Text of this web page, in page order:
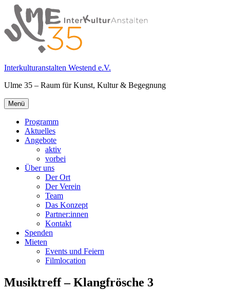
Springe
zum
Inhalt
Interkulturanstalten Westend e.V.
Ulme 35 – Raum für Kunst, Kultur & Begegnung
Primäres
Menü
Menü
Programm
Aktuelles
Angebote
aktiv
vorbei
Über uns
Der Ort
Der Verein
Team
Das Konzept
Partner:innen
Kontakt
Spenden
Mieten
Events und Feiern
Filmlocation
Musiktreff – Klangfrösche 3